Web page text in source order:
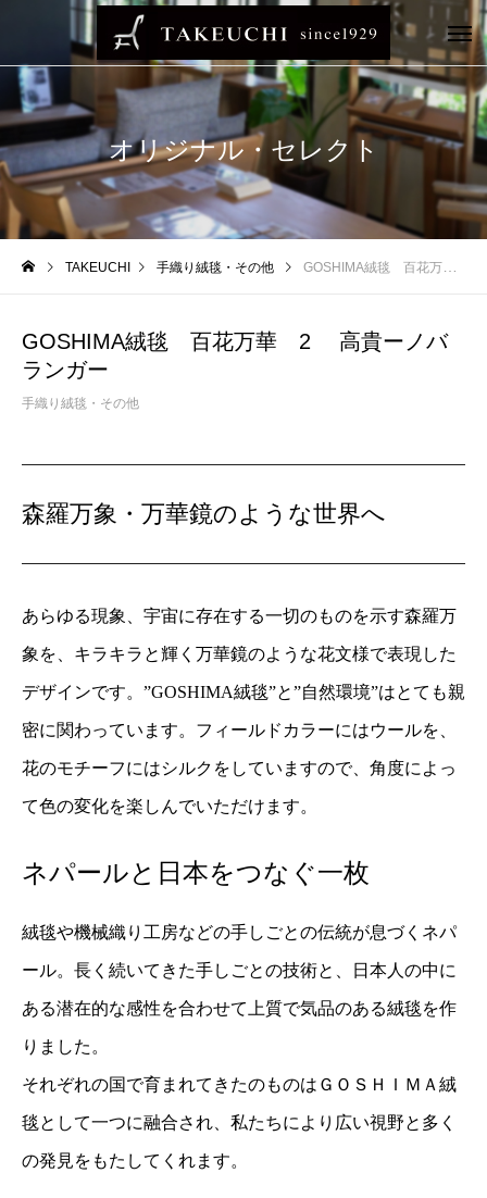
オリジナル・セレクト
TAKEUCHI 手織り絨毯・その他 GOSHIMA絨毯 百花万華 2 高貴ーノバランガー
GOSHIMA絨毯 百花万華 2 高貴ーノバ
ランガー
手織り絨毯・その他
森羅万象・万華鏡のような世界へ
あらゆる現象、宇宙に存在する一切のものを示す森羅万
象を、キラキラと輝く万華鏡のような花文様で表現した
デザインです。”GOSHIMA絨毯”と”自然環境”はとても親
密に関わっています。フィールドカラーにはウールを、
花のモチーフにはシルクをしていますので、角度によっ
て色の変化を楽しんでいただけます。
ネパールと日本をつなぐ一枚
絨毯や機械織り工房などの手しごとの伝統が息づくネパ
ール。長く続いてきた手しごとの技術と、日本人の中に
ある潜在的な感性を合わせて上質で気品のある絨毯を作
りました。
それぞれの国で育まれてきたのものはＧＯＳＨＩＭＡ絨
毯として一つに融合され、私たちにより広い視野と多く
の発見をもたしてくれます。